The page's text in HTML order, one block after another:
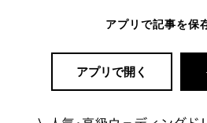
アプリで記事を保
アプリで開く